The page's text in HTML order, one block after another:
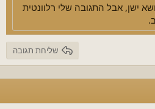
ישן, אבל התגובה שלי רלוונטית
שליחת תגובה